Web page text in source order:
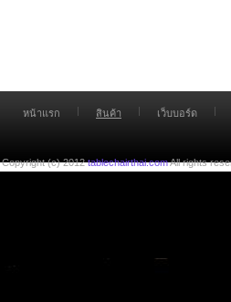
หน้าแรก | สินค้า | เว็บบอร์ด |
Copyright (c) 2012tablechairthai.comAll rights